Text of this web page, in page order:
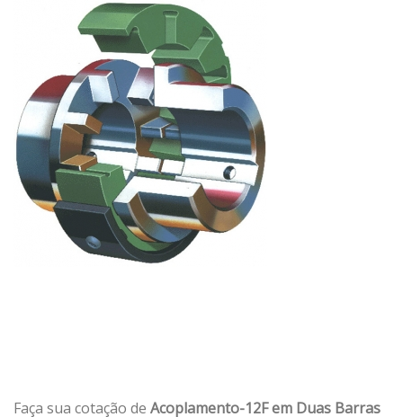
Faça sua cotação de Acoplamento-12F em Duas Barras